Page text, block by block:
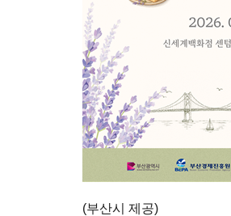
(부산시 제공)